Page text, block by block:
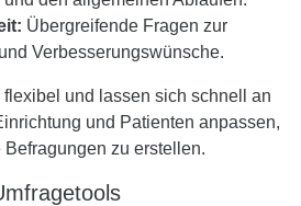
Übergreifende Fragen zur
Verbesserungswünsche.
flexibel und lassen sich schnell an
und Patienten anpassen,
zu erstellen.